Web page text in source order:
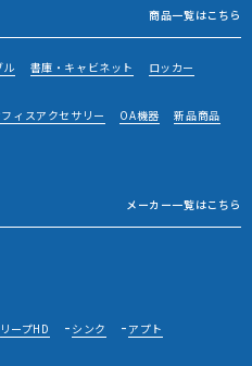
商品一覧はこちら
ル 書庫・キャビネット
ロッカー
ィスアクセサリー OA機器
新品商品
メーカー一覧はこちら
リープHD シンク
アプト